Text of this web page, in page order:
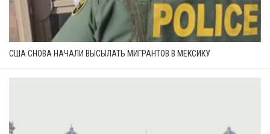
США СНОВА НАЧАЛИ ВЫСЫЛАТЬ МИГРАНТОВ В МЕКСИКУ